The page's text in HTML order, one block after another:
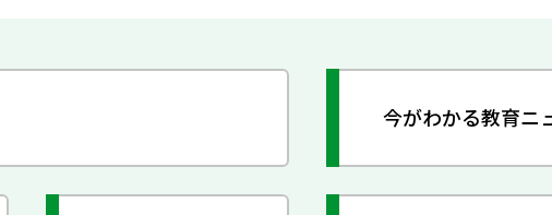
今がわかる教育ニ